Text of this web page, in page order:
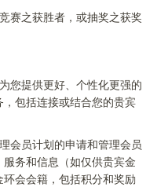
赛之获胜者，或抽奖之获奖
您提供更好、个性化更强的
包括连接或结合您的贵宾
会员计划的申请和管理会员
务和信息（如仅供贵宾金
会会籍，包括积分和奖励